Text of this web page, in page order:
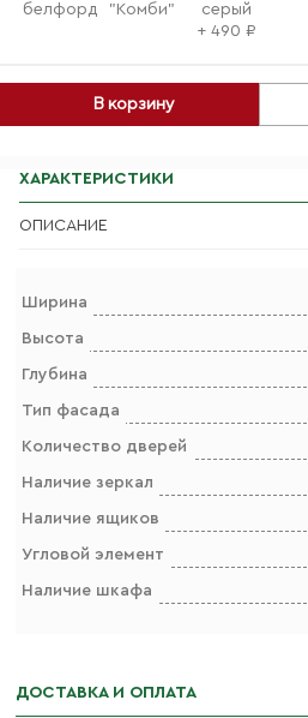
В корзину
белфорд
"Комби"
серый
+ 490 ₽
ХАРАКТЕРИСТИКИ
ОПИСАНИЕ
Ширина
Высота
Глубина
Тип фасада
Количество дверей
Наличие зеркал
Наличие ящиков
Угловой элемент
Наличие шкафа
ДОСТАВКА И ОПЛАТА